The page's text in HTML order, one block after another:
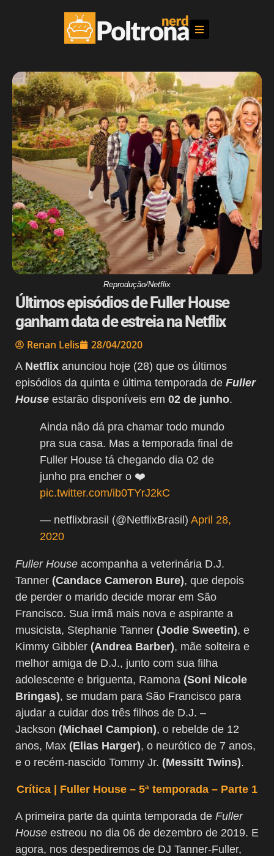
Reprodução/Netflix
Últimos episódios de Fuller House
ganham data de estreia na Netflix
Renan Lelis 28/04/2020
A Netflix anunciou hoje (28) que os últimos
episódios da quinta e última temporada de Fuller
House estarão disponíveis em 02 de junho.
Ainda não dá pra chamar todo mundo
pra sua casa. Mas a temporada final de
Fuller House tá chegando dia 02 de
junho pra encher o ❤️
pic.twitter.com/ib0TYrJ2kC
— netflixbrasil (@NetflixBrasil) April 28,
2020
Fuller House acompanha a veterinária D.J.
Tanner (Candace Cameron Bure), que depois
de perder o marido decide morar em São
Francisco. Sua irmã mais nova e aspirante a
musicista, Stephanie Tanner (Jodie Sweetin), e
Kimmy Gibbler (Andrea Barber), mãe solteira e
melhor amiga de D.J., junto com sua filha
adolescente e briguenta, Ramona (Soni Nicole
Bringas), se mudam para São Francisco para
ajudar a cuidar dos três filhos de D.J. –
Jackson (Michael Campion), o rebelde de 12
anos, Max (Elias Harger), o neurótico de 7 anos,
e o recém-nascido Tommy Jr. (Messitt Twins).
Crítica | Fuller House – 5ª temporada – Parte 1
A primeira parte da quinta temporada de Fuller
House estreou no dia 06 de dezembro de 2019. E
agora, nos despediremos de DJ Tanner-Fuller,